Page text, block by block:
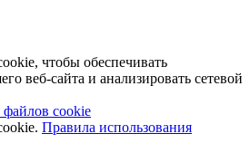
чтобы обеспечивать
веб-сайта и анализировать сетевой
файлов cookie
Правила использования